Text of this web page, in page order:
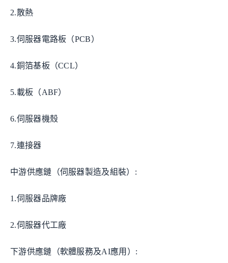
2.散熱
3.伺服器電路板（PCB）
4.銅箔基板（CCL）
5.載板（ABF）
6.伺服器機殼
7.連接器
中游供應鏈（伺服器製造及組裝）:
1.伺服器品牌廠
2.伺服器代工廠
下游供應鏈（軟體服務及AI應用）: